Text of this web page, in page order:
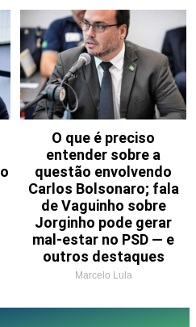
O que é preciso
entender sobre a
questão envolvendo
Carlos Bolsonaro; fala
de Vaguinho sobre
Jorginho pode gerar
mal-estar no PSD — e
outros destaques
Marcelo Lula